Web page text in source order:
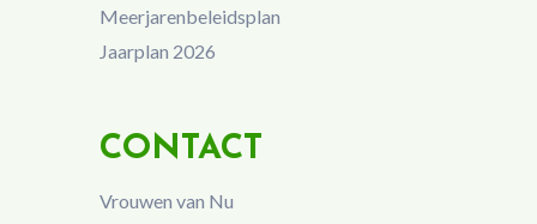
Meerjarenbeleidsplan
Jaarplan 2026
CONTACT
Vrouwen van Nu